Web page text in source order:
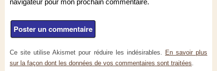
navigateur pour mon prochain commentaire.
Ce site utilise Akismet pour réduire les indésirables. En savoir plus
sur la façon dont les données de vos commentaires sont traitées.